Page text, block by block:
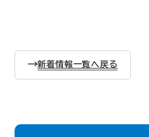
新着情報一覧へ戻る